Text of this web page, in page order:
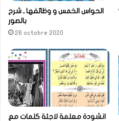
الحواس الخمس و وظائفها ـ شرح
بالصور
26 octobre 2020
انشودة معلمة لاجئة كلمات مع